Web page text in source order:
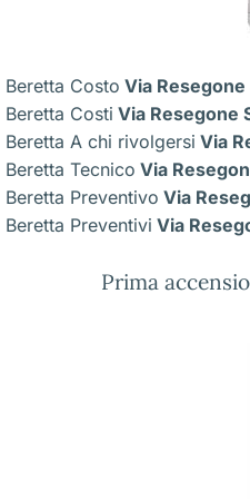
Costo Via Resegone
Costi Via Resegone
A chi rivolgersi Via
Tecnico Via
Preventivo Via
Preventivi Via
Prima